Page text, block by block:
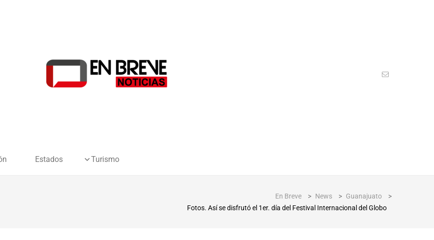
Estados Turismo
En Breve > News > Guanajuato
>
Fotos. Así se disfrutó el 1er. día del Festival Internacional del Globo